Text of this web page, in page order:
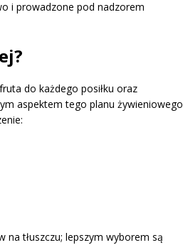
i prowadzone pod nadzorem
do każdego posiłku oraz
aspektem tego planu żywieniowego
tłuszczu; lepszym wyborem są